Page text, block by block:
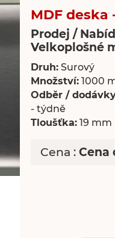
MDF deska -
Prodej /
Velkoplošné
Druh: Surový
Množství: 1000 m²
Odběr / dodávky:
- týdně
Tloušťka: 19 mm
Cena : Cena